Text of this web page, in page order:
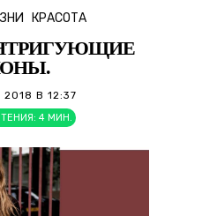
КРАСОТА
В 12:37
4 МИН.